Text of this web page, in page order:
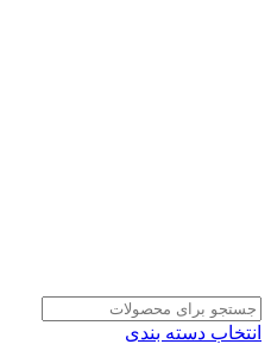
انتخاب دسته بندی